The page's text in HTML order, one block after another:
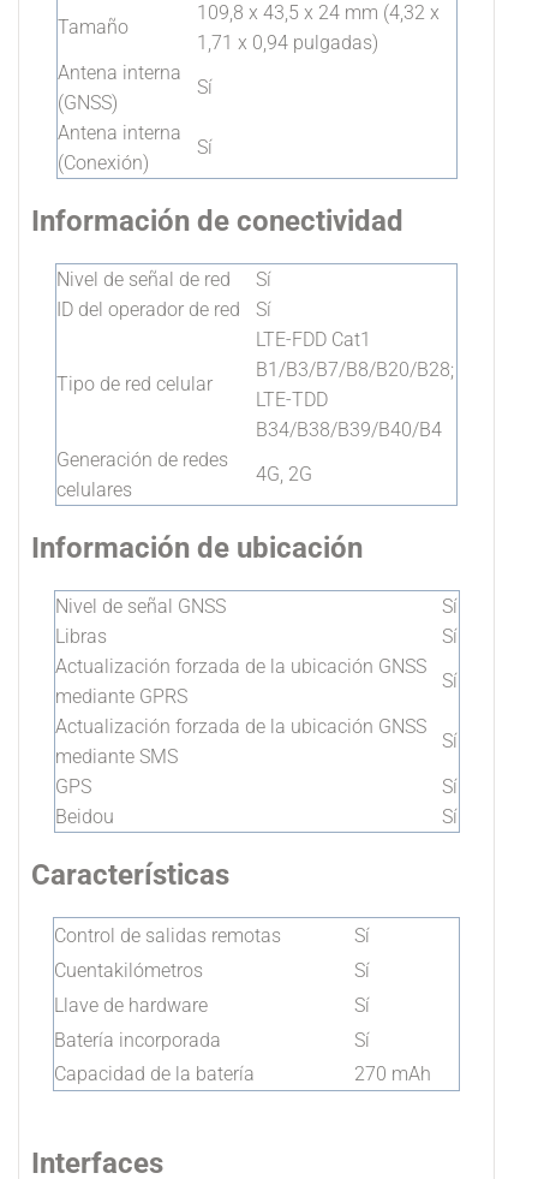
Tamaño
109,8 x 43,5 x 24 mm (4,32 x
1,71 x 0,94 pulgadas)
Antena interna
(GNSS)
Sí
Antena interna
(Conexión)
Sí
Información de conectividad
Nivel de señal de red
Sí
ID del operador de red
Sí
Tipo de red celular
LTE-FDD Cat1
B1/B3/B7/B8/B20/B28;
LTE-TDD
B34/B38/B39/B40/B4
Generación de redes
celulares
4G, 2G
Información de ubicación
Nivel de señal GNSS
Sí
Libras
Sí
Actualización forzada de la ubicación GNSS
mediante GPRS
Sí
Actualización forzada de la ubicación GNSS
mediante SMS
Sí
GPS
Sí
Beidou
Sí
Características
Control de salidas remotas
Sí
Cuentakilómetros
Sí
Llave de hardware
Sí
Batería incorporada
Sí
Capacidad de la batería
270 mAh
Interfaces